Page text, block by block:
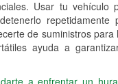
Usar tu vehículo
de suministros
ayuda a